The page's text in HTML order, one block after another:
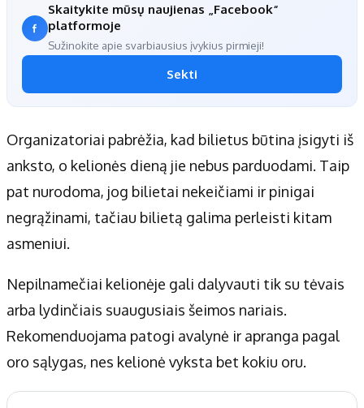
Skaitykite mūsų naujienas „Facebook“
platformoje
Sužinokite apie svarbiausius įvykius pirmieji!
Sekti
Organizatoriai pabrėžia, kad bilietus būtina įsigyti iš
anksto, o kelionės dieną jie nebus parduodami. Taip
pat nurodoma, jog bilietai nekeičiami ir pinigai
negrąžinami, tačiau bilietą galima perleisti kitam
asmeniui.
Nepilnamečiai kelionėje gali dalyvauti tik su tėvais
arba lydinčiais suaugusiais šeimos nariais.
Rekomenduojama patogi avalynė ir apranga pagal
oro sąlygas, nes kelionė vyksta bet kokiu oru.